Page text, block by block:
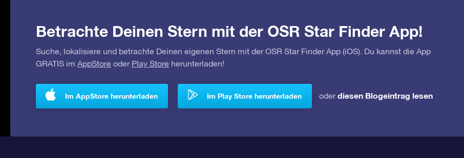
Betrachte Deinen Stern mit der OSR Star Finder App!
Suche, lokalisiere und betrachte Deinen eigenen Stern mit der OSR Star Finder App (iOS). Du kannst die App
GRATIS im AppStore oder Play Store herunterladen!
Im AppStore herunterladen Im Play Store herunterladen oderdiesen Blogeintrag lesen